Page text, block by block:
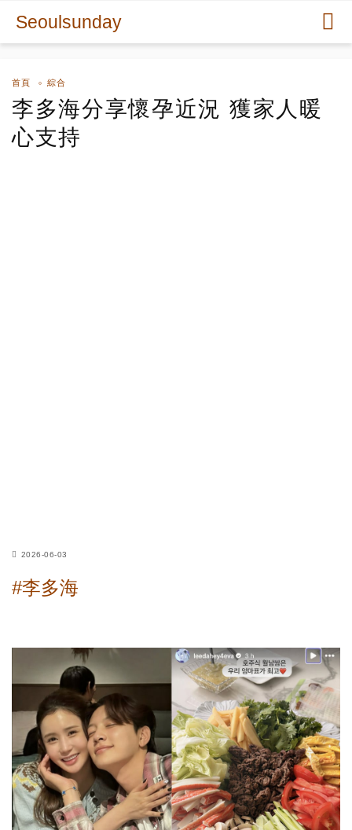
Seoulsunday
首頁 綜合
李多海分享懷孕近況 獲家人暖
心支持
2026-06-03
#李多海